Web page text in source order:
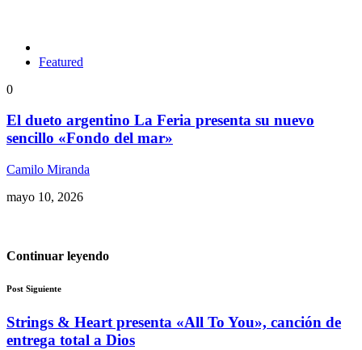
Featured
0
El dueto argentino La Feria presenta su nuevo
sencillo «Fondo del mar»
Camilo Miranda
mayo 10, 2026
Continuar leyendo
Post Siguiente
Strings & Heart presenta «All To You», canción de
entrega total a Dios